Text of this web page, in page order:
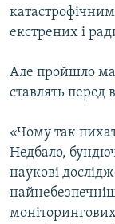
екстрених і
Але пройшло
ставлять перед
«Чому так
Недбало,
наукові